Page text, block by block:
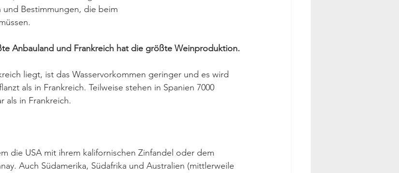
Bestimmungen, die beim
Anbauland und Frankreich hat die größte Weinproduktion.
liegt, ist das Wasservorkommen geringer und es wird
als in Frankreich. Teilweise stehen in Spanien 7000
als in Frankreich.
die USA mit ihrem kalifornischen Zinfandel oder dem
Auch Südamerika, Südafrika und Australien (mittlerweile